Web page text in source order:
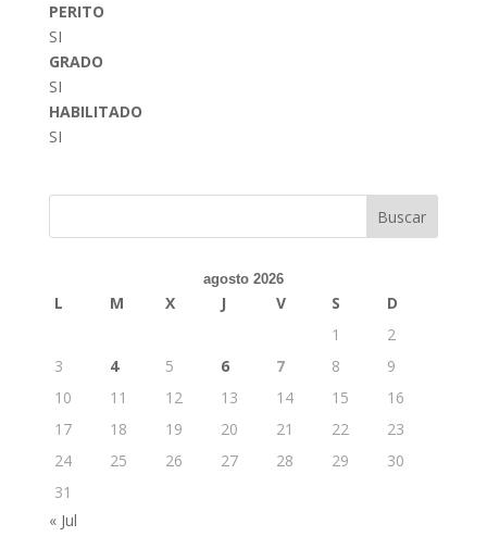
PERITO
SI
GRADO
SI
HABILITADO
SI
Buscar
agosto 2026
L M X J V S
D
1
2
3
4 5 6 7 8
9
10
11 12 13 14 15
16
17
18 19 20 21 22
23
24
25 26 27 28 29
30
31
« Jul